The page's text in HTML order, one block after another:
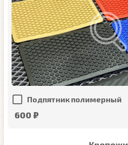
Подпятник полимерный
600 ₽